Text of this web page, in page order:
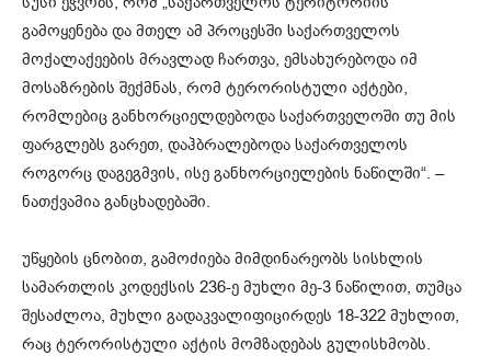
გამოყენება და მთელ ამ პროცესში საქართველოს
მოქალაქეების მრავლად ჩართვა, ემსახურებოდა იმ
მოსაზრების შექმნას, რომ ტერორისტული აქტები,
რომლებიც განხორციელდებოდა საქართველოში თუ მის
ფარგლებს გარეთ, დაჰბრალებოდა საქართველოს
როგორც დაგეგმვის, ისე განხორციელების ნაწილში“. –
ნათქვამია განცხადებაში.
უწყების ცნობით, გამოძიება მიმდინარეობს სისხლის
სამართლის კოდექსის 236-ე მუხლი მე-3 ნაწილით, თუმცა
შესაძლოა, მუხლი გადაკვალიფიცირდეს 18-322 მუხლით,
რაც ტერორისტული აქტის მომზადებას გულისხმობს.